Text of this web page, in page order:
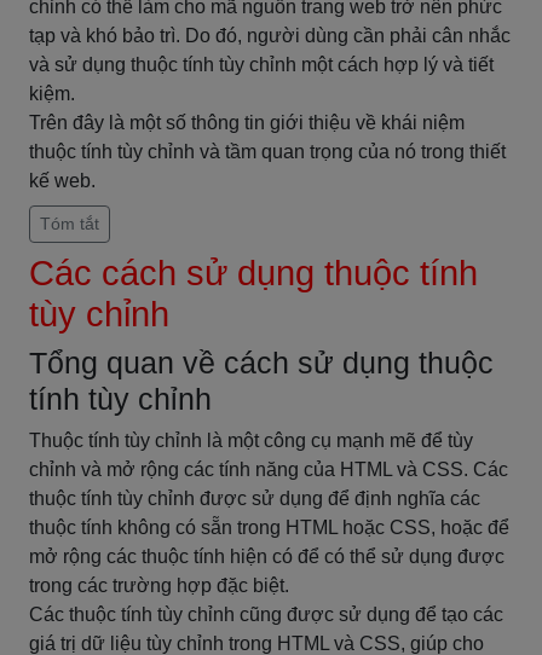
chỉnh có thể làm cho mã nguồn trang web trở nên phức
tạp và khó bảo trì. Do đó, người dùng cần phải cân nhắc
và sử dụng thuộc tính tùy chỉnh một cách hợp lý và tiết
kiệm.
Trên đây là một số thông tin giới thiệu về khái niệm
thuộc tính tùy chỉnh và tầm quan trọng của nó trong thiết
kế web.
Tóm tắt
Các cách sử dụng thuộc tính
tùy chỉnh
Tổng quan về cách sử dụng thuộc
tính tùy chỉnh
Thuộc tính tùy chỉnh là một công cụ mạnh mẽ để tùy
chỉnh và mở rộng các tính năng của HTML và CSS. Các
thuộc tính tùy chỉnh được sử dụng để định nghĩa các
thuộc tính không có sẵn trong HTML hoặc CSS, hoặc để
mở rộng các thuộc tính hiện có để có thể sử dụng được
trong các trường hợp đặc biệt.
Các thuộc tính tùy chỉnh cũng được sử dụng để tạo các
giá trị dữ liệu tùy chỉnh trong HTML và CSS, giúp cho